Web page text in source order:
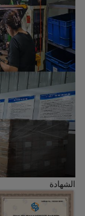
الشهادة